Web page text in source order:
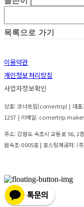
목록으로 가기
이용약관
개인정보처리방침
사업자정보확인
상호: 코너트립(cornertrip) | 대표
1257 | 이메일:
주소: 강원도 속초시 교동로 56, 2
원속초-0005호 | 호스팅제공자: (